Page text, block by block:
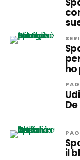
ho
il